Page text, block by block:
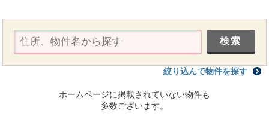
絞り込んで物件を探す
ホームページに掲載されていない物件も
多数ございます。